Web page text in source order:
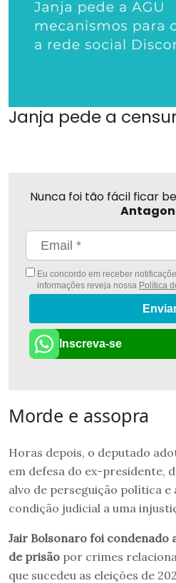
Janja pede a
Nunca foi tão fácil ficar
Eu concordo em receber
informações reveja nossa Política
Inscreva-se
Morde e assopra
Horas depois, o deputado
em defesa do ex-presidente,
alvo de perseguição política e
condição judicial a uma
Jair Bolsonaro foi condenado
de prisão por crimes
que sucedeu as eleições de